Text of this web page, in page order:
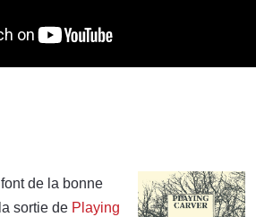
de la bonne
sortie de Playing